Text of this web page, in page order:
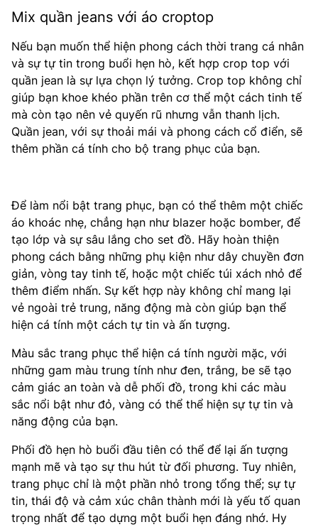
Mix quần jeans với áo croptop
Nếu bạn muốn thể hiện phong cách thời trang cá nhân
và sự tự tin trong buổi hẹn hò, kết hợp crop top với
quần jean là sự lựa chọn lý tưởng. Crop top không chỉ
giúp bạn khoe khéo phần trên cơ thể một cách tinh tế
mà còn tạo nên vẻ quyến rũ nhưng vẫn thanh lịch.
Quần jean, với sự thoải mái và phong cách cổ điển, sẽ
thêm phần cá tính cho bộ trang phục của bạn.
Để làm nổi bật trang phục, bạn có thể thêm một chiếc
áo khoác nhẹ, chẳng hạn như blazer hoặc bomber, để
tạo lớp và sự sâu lắng cho set đồ. Hãy hoàn thiện
phong cách bằng những phụ kiện như dây chuyền đơn
giản, vòng tay tinh tế, hoặc một chiếc túi xách nhỏ để
thêm điểm nhấn. Sự kết hợp này không chỉ mang lại
vẻ ngoài trẻ trung, năng động mà còn giúp bạn thể
hiện cá tính một cách tự tin và ấn tượng.
Màu sắc trang phục thể hiện cá tính người mặc, với
những gam màu trung tính như đen, trắng, be sẽ tạo
cảm giác an toàn và dễ phối đồ, trong khi các màu
sắc nổi bật như đỏ, vàng có thể thể hiện sự tự tin và
năng động của bạn.
Phối đồ hẹn hò buổi đầu tiên có thể để lại ấn tượng
mạnh mẽ và tạo sự thu hút từ đối phương. Tuy nhiên,
trang phục chỉ là một phần nhỏ trong tổng thể; sự tự
tin, thái độ và cảm xúc chân thành mới là yếu tố quan
trọng nhất để tạo dựng một buổi hẹn đáng nhớ. Hy